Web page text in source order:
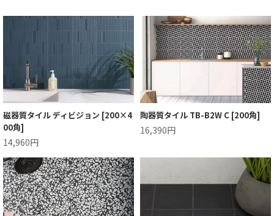
磁器質タイル ディビジョン [200×4
00角]
14,960円
陶器質タイル TB-B2W C [200角]
16,390円